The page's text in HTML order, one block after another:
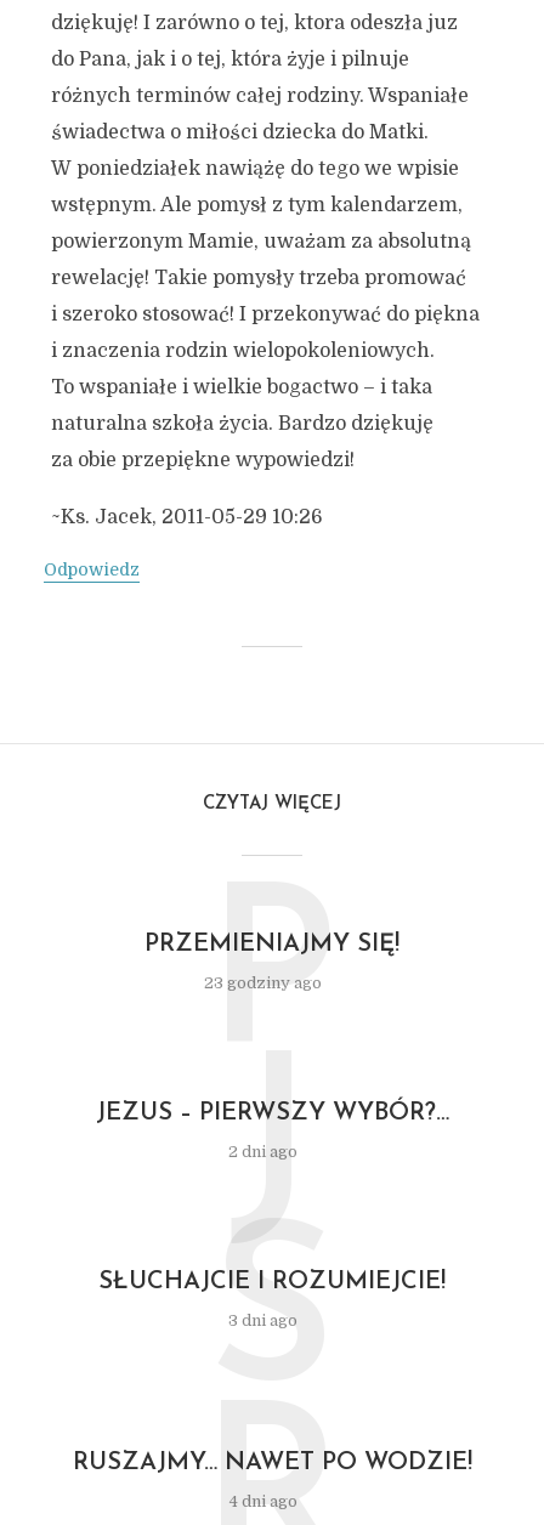
dziękuję! I zarówno o tej, ktora odeszła juz
do Pana, jak i o tej, która żyje i pilnuje
różnych terminów całej rodziny. Wspaniałe
świadectwa o miłości dziecka do Matki.
W poniedziałek nawiążę do tego we wpisie
wstępnym. Ale pomysł z tym kalendarzem,
powierzonym Mamie, uważam za absolutną
rewelację! Takie pomysły trzeba promować
i szeroko stosować! I przekonywać do piękna
i znaczenia rodzin wielopokoleniowych.
To wspaniałe i wielkie bogactwo – i taka
naturalna szkoła życia. Bardzo dziękuję
za obie przepiękne wypowiedzi!
~Ks. Jacek, 2011-05-29 10:26
Odpowiedz
CZYTAJ WIĘCEJ
PRZEMIENIAJMY SIĘ!
23 godziny ago
P
JEZUS – PIERWSZY WYBÓR?…
2 dni ago
J
SŁUCHAJCIE I ROZUMIEJCIE!
3 dni ago
S
RUSZAJMY… NAWET PO WODZIE!
4 dni ago